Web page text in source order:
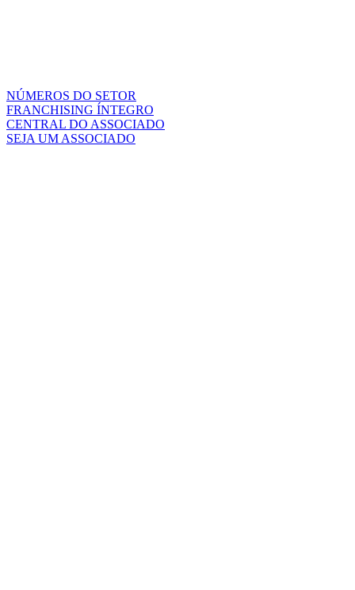
NÚMEROS DO SETOR
FRANCHISING ÍNTEGRO
CENTRAL DO ASSOCIADO
SEJA UM ASSOCIADO